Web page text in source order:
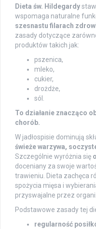
Dieta św. Hildegardy
wspomaga naturalne
szesnastu filarach
zasady dotyczące
produktów takich jak:
pszenica,
mleko,
cukier,
drożdże,
sól.
To działanie znacząco
chorób.
W jadłospisie dominują
świeże warzywa,
Szczególnie wyróżnia się
doceniany za swoje
trawieniu. Dieta zachęca
spożycia mięsa i
przyswajalne przez
Podstawowe zasady tej
regularność